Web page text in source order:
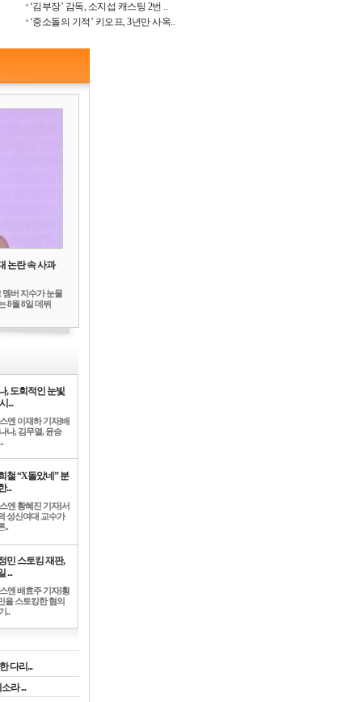
‘김부장’ 감독, 소지섭 캐스팅 2번 ..
‘중소돌의 기적’ 키오프, 3년만 사옥..
논란 속 사과
버 지수가 눈물
8월 8일 데뷔
, 도회적인 눈빛
...
엔 이재하 기자]배
나, 김무열, 윤승
철 “X돌았네” 분
...
엔 황혜진 기자]서
성신여대 교수가
..
민 스토킹 재판,
...
엔 배효주 기자]황
을 스토킹한 혐의
..
다리...
라 ...